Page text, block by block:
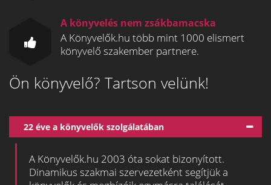
A könyvelés nem zsákbamacska
A Könyvelők.hu több mint 1000 elismert
könyvelő szakember partnere.
Ön könyvelő? Tartson velünk!
22 éve a könyvelők szolgálatában
A Könyvelők.hu 2003 óta sokat bizonyított.
Dinamikus szakmai szervezetként segítjük a